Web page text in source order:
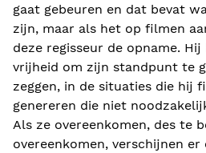
gaat gebeuren en dat bevat
zijn, maar als het op filmen
deze regisseur de opname.
vrijheid om zijn standpunt te
zeggen, in de situaties die hij
genereren die niet
Als ze overeenkomen, des te
overeenkomen, verschijnen